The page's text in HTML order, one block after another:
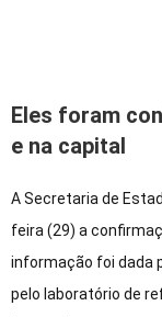
Eles foram
e na capital
A Secretaria de
feira (29) a
informação foi dada
pelo laboratório de